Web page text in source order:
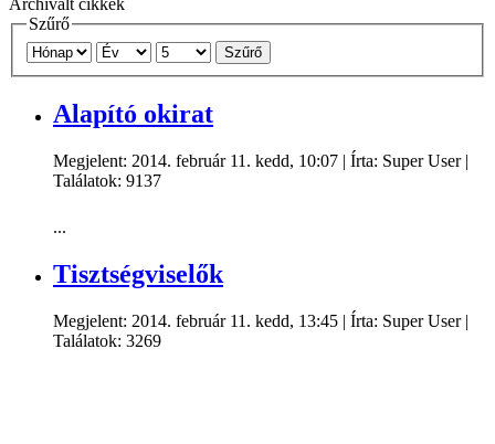
Archivált cikkek
Szűrő
Szűrő
Alapító okirat
Megjelent: 2014. február 11. kedd, 10:07 | Írta: Super User|
Találatok: 9137
...
Tisztségviselők
Megjelent: 2014. február 11. kedd, 13:45 | Írta: Super User|
Találatok: 3269